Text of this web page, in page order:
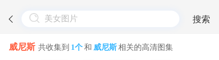
搜索
威尼斯 共收集到 1个和 威尼斯相关的高清图集